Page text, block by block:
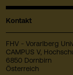
Kontakt
FHV - Vorarlberg
CAMPUS V,
6850 Dornbirn
Österreich